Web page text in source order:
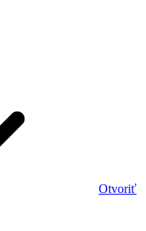
Otvoriť